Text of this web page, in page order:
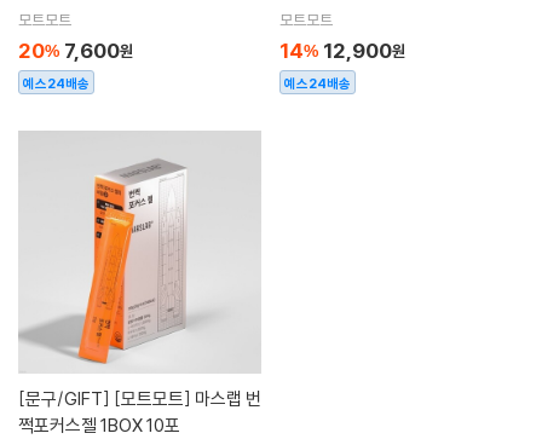
맛)
모트모트
20% 7,600원
예스24배송
모트모트
14% 12,900원
예스24배송
[문구/GIFT]
쩍포커스젤 1BOX 10포